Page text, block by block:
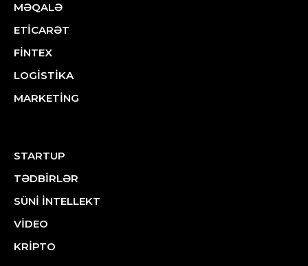
MƏQALƏ
ETİCARƏT
FİNTEX
LOGİSTİKA
MARKETİNG
STARTUP
TƏDBİRLƏR
SÜNİ İNTELLEKT
VİDEO
KRİPTO